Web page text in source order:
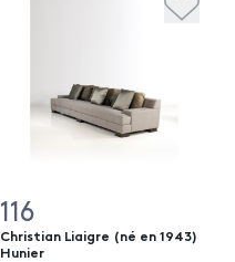
116
Christian Liaigre (né en 1943)
Hunier